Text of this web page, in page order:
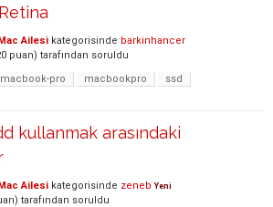
Ailesi kategorisinde barkinhancer
puan) tarafından soruldu
macbook-pro macbookpro
ssd
kullanmak arasındaki
Ailesi kategorisinde zeneb Yeni
tarafından soruldu